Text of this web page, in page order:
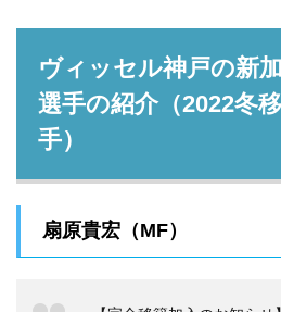
ヴィッセル神戸の新
選手の紹介（2022冬
手）
扇原貴宏（MF）